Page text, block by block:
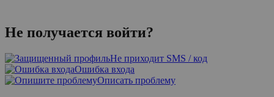
Не получается войти?
Не приходит SMS / код
Ошибка входа
Описать проблему